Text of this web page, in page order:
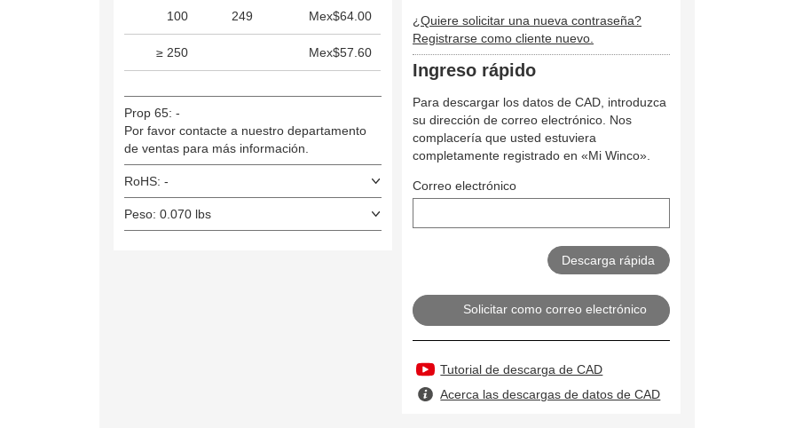
100 249 Mex$64.00
≥ 250 Mex$57.60
Prop 65: -
Por favor contacte a nuestro departamento
de ventas para más información.
RoHS: -
Peso: 0.070 lbs
¿Quiere solicitar una nueva contraseña?
Registrarse como cliente nuevo.
Ingreso rápido
Para descargar los datos de CAD, introduzca
su dirección de correo electrónico. Nos
complacería que usted estuviera
completamente registrado en «Mi Winco».
Correo electrónico
Solicitar como correo electrónico
Tutorial de descarga de CAD
Acerca las descargas de datos de CAD